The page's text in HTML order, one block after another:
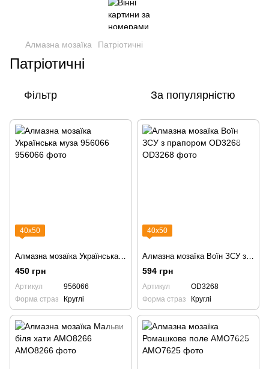
Алмазна мозаїка Патріотичні
Патріотичні
Фільтр За популярністю
40х50
Алмазна мозаїка Українська муза 956066
450 грн
Артикул
956066
Форма страз
Круглі
40х50
Алмазна мозаїка Воїн ЗСУ з прапором OD3268
594 грн
Артикул
OD3268
Форма страз
Круглі